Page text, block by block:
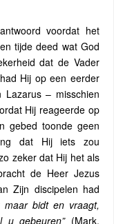
voordat het
tijde deed wat God
dat de Vader
Hij op een eerder
– misschien
Hij reageerde op
gebed toonde geen
dat Hij iets zou
zeker dat Hij het als
de Heer Jezus
Zijn discipelen had
bidt en vraagt,
gebeuren”(Mark.